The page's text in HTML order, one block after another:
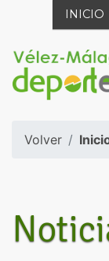
INICIO
Volver